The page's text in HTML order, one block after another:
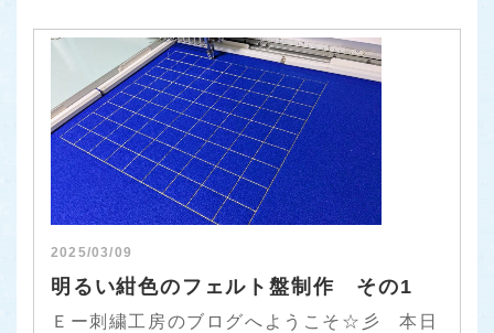
2025/03/09
明るい紺色のフェルト盤制作 その1
Ｅー刺繍工房のブログへようこそ☆彡 本日